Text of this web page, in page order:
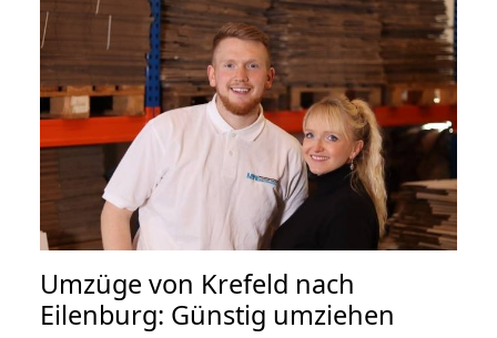
Umzüge von Krefeld nach
Eilenburg: Günstig umziehen